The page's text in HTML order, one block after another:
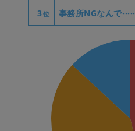
3位 事務所NGなんで·····